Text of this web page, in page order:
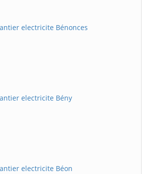
electricite Bénonces
electricite Bény
electricite Béon